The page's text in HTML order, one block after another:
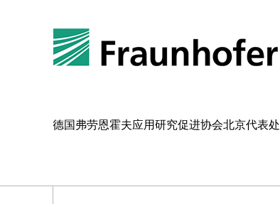
德国弗劳恩霍夫应用研究促进协会北京代表处